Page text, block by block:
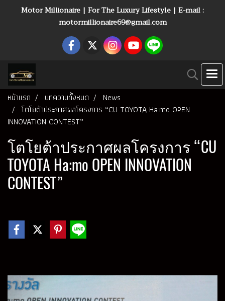
Motor Millionaire | For The Luxury Lifestyle | E-mail :
motormillionaire69@gmail.com
หน้าแรก บทความทั้งหมด
News
โตโยต้าประกาศผลโครงการ “CU TOYOTA Ha:mo OPEN
INNOVATION CONTEST”
โตโยต้าประกาศผลโครงการ “CU
TOYOTA Ha:mo OPEN INNOVATION
CONTEST”